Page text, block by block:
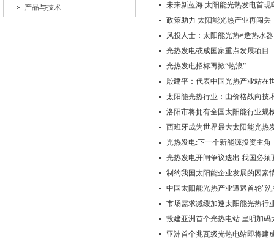
产品与技术
未来新蓝海 太阳能光热发电首现
政策助力 太阳能光热产业再闯关
风投人士：太阳能光热≠造热水器
光热发电或成国家重点发展项目
光热发电招标再掀“热浪”
殷建平：代表中国光热产业站在
太阳能光热行业：由价格战向技
洛阳市将拥有全国太阳能行业规
西班牙成为世界最大太阳能光热
光热发电:下一个新能源投资主角
光热发电开闸争议迭出 我国必须
制约我国太阳能企业发展的因素
中国太阳能光热产业遭遇首轮"洗
市场需求减缓加速太阳能光热行
投建亚洲首个光热电站 皇明加码
亚洲首个兆瓦级光热电站即将建